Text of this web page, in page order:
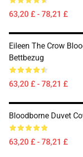
63,20 £ - 78,21 £
Eileen The Crow
Bettbezug
63,20 £ - 78,21 £
Bloodborne Duvet
63,20 £ - 78,21 £